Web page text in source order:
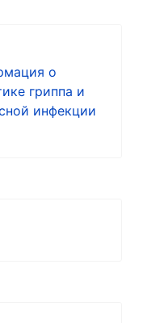
о
гриппа и
инфекции